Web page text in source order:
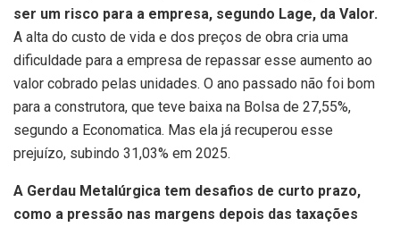
ser um risco para a empresa, segundo Lage, da Valor.
A alta do custo de vida e dos preços de obra cria uma
dificuldade para a empresa de repassar esse aumento ao
valor cobrado pelas unidades. O ano passado não foi bom
para a construtora, que teve baixa na Bolsa de 27,55%,
segundo a Economatica. Mas ela já recuperou esse
prejuízo, subindo 31,03% em 2025.
A Gerdau Metalúrgica tem desafios de curto prazo,
como a pressão nas margens depois das taxações